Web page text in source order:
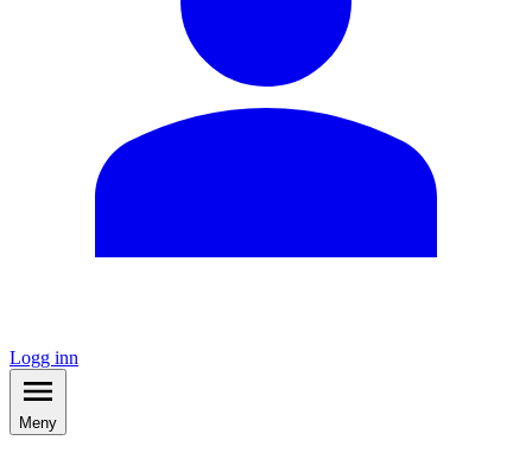
Logg inn
Meny